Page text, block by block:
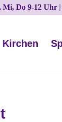
Mi, Do 9-12
Kirchen